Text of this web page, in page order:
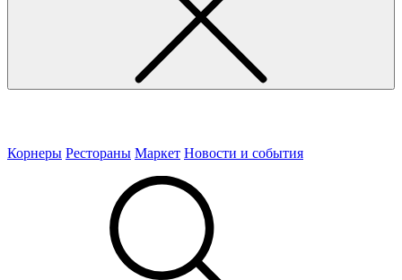
Корнеры Рестораны Маркет Новости и события